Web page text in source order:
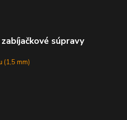
súpravy
(1,5 mm)